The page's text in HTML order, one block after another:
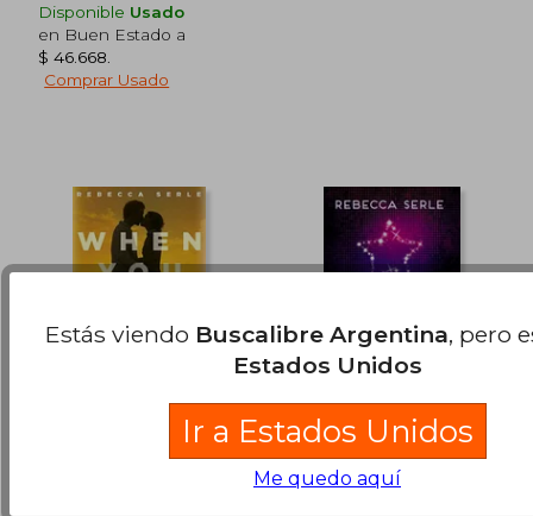
$ 103.476 50%
dcto.
Disponible Usado
en Buen Estado a
$ 46.668
Comprar Usado
When you Were Mine
Truly Madly Famously
Inglés)
Rebecca Serle
Estás viendo Buscalibre Argentina, pero
Estados Unidos
Ir a Estados Unidos
Me quedo aquí